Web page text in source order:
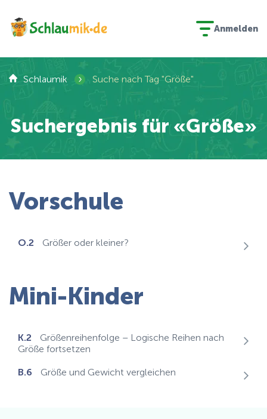
Anmelden
Schlaumik › Suche nach Tag "Größe"
Suchergebnis für «Größe»
Vorschule
O.2 Größer oder kleiner?
Mini-Kinder
K.2
Größenreihenfolge – Logische Reihen nach
Größe fortsetzen
B.6 Größe und Gewicht vergleichen